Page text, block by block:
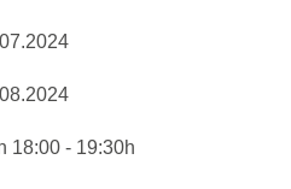
18:00 - 19:30h